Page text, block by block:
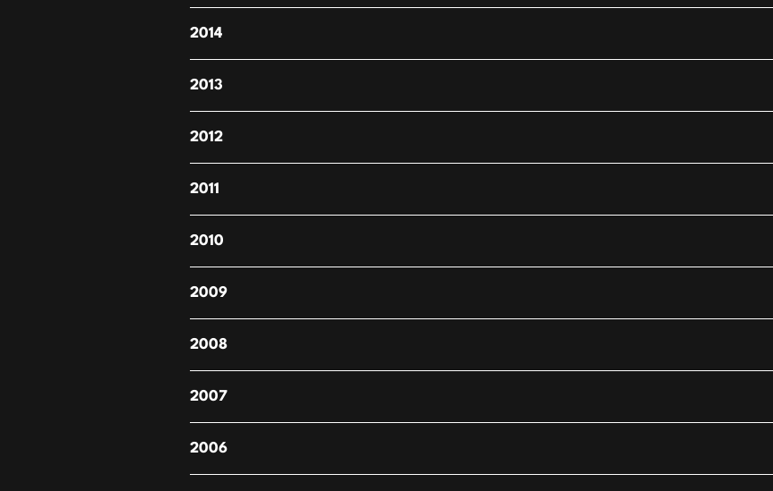
2014
2013
2012
2011
2010
2009
2008
2007
2006